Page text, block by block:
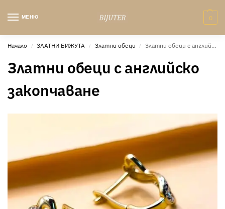
МЕНЮ 0
Начало / ЗЛАТНИ БИЖУТА / Златни обеци / Златни обеци с английско закопчаване
Златни обеци с английско
закопчаване